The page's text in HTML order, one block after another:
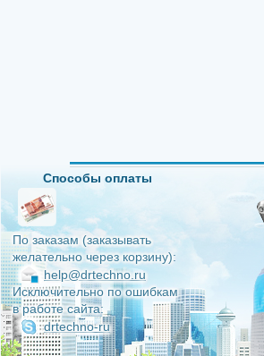
Способы оплаты
По заказам (заказывать
желательно через корзину):
help@drtechno.ru
Исключительно по ошибкам
в работе сайта:
drtechno-ru